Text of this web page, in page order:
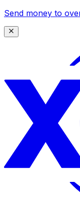
Send money to